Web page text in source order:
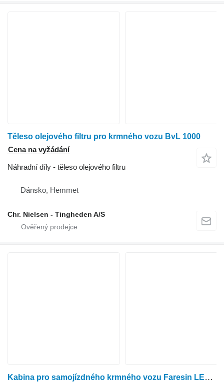
Těleso olejového filtru pro krmného vozu BvL 1000
Cena na vyžádání
Náhradní díly - těleso olejového filtru
Dánsko, Hemmet
Chr. Nielsen - Tingheden A/S
Kabina pro samojízdného krmného vozu Faresin LEADER